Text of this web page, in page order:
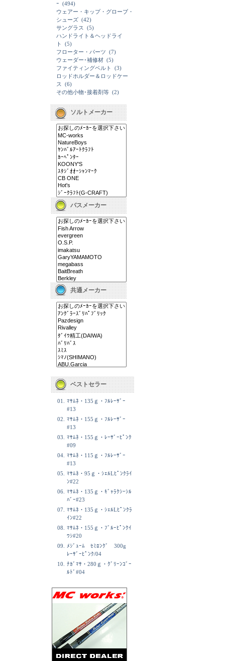
ｰ (494)
ウェアー・キップ・グローブ・
シューズ (42)
サングラス
(5)
ハンドライト＆ヘッドライ
ト
(5)
フローター・パーツ (7)
ウェーダー･補修材 (5)
ファイティングベルト
(3)
ロッドホルダー＆ロッドケー
ス
(6)
その他小物･接着剤等 (2)
ソルトメーカー
バスメーカー
共通メーカー
ベストセラー
01.
ﾏｻﾑﾈ・135ｇ・ﾌﾙﾚｰｻﾞｰ
#13
02.
ﾏｻﾑﾈ・155ｇ・ﾌﾙﾚｰｻﾞｰ
#13
03.
ﾏｻﾑﾈ・155ｇ・ﾚｰｻﾞｰﾋﾟﾝｸ
#09
04. ﾏｻﾑﾈ・115ｇ・ﾌﾙﾚｰｻﾞｰ
#13
05.
ﾏｻﾑﾈ・95ｇ・ｼｪﾙLﾋﾟﾝｸﾗｲ
ﾝ#22
06. ﾏｻﾑﾈ・135ｇ・ｷﾞｬﾗｸｼｰｼﾙ
ﾊﾞｰ#23
07. ﾏｻﾑﾈ・135ｇ・ｼｪﾙLﾋﾟﾝｸﾗ
ｲﾝ#22
08.
ﾏｻﾑﾈ・155ｇ・ﾌﾞﾙｰﾋﾟﾝｸｲ
ﾜｼ#20
09.
ﾒｼﾞｭｰﾑ ｾﾐﾛﾝｸﾞ 300g
ﾚｰｻﾞｰﾋﾟﾝｸ/04
10.
ﾅｶﾞﾏｻ・280ｇ・ｸﾞﾘｰﾝｺﾞｰ
ﾙﾄﾞ#04